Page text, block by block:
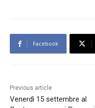
Facebook
Previous article
Venerdì 15 settembre al